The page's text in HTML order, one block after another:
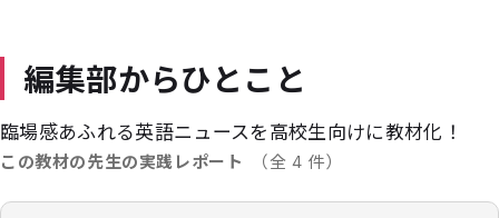
編集部からひとこと
臨場感あふれる英語ニュースを高校生向けに教材化！
この教材の先生の実践レポート （全 4 件）